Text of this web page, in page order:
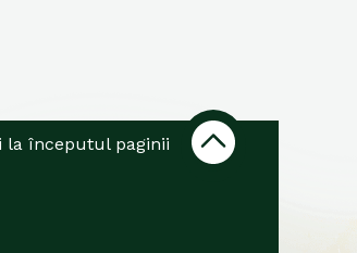
la începutul paginii